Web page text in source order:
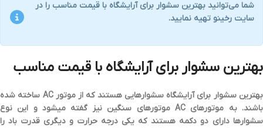
شما می‌توانید بهترین سشوار برای آرایشگاه با قیمت مناسب را در
سایت رخینو تهیه نمایید.
بهترین سشوار برای آرایشگاه با قیمت مناسب
بهترین سشوار برای آرایشگاه سشوارهایی هستند که ازموتور AC
ساخته شده
باشند. به موتورهای AC موتورهای سنگین نیز گفته میشود و این نوع
سشوارها دارای دو دکمه هستند که یکی درجه حرارت و دیگری قدرت باد را